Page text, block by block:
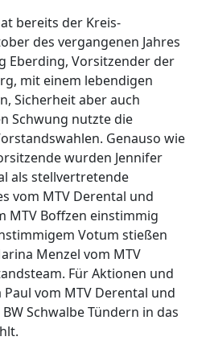
bereits der Kreis-
des vergangenen Jahres
Eberding, Vorsitzender der
mit einem lebendigen
Sicherheit aber auch
Schwung nutzte die
Genauso wie
wurden Jennifer
als stellvertretende
vom MTV Derental und
MTV Boffzen einstimmig
Votum stießen
Menzel vom MTV
Für Aktionen und
vom MTV Derental und
Schwalbe Tündern in das